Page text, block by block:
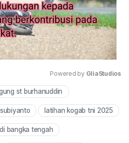
Powered by GliaStudios
st burhanuddin
latihan kogab tni 2025
bangka tengah